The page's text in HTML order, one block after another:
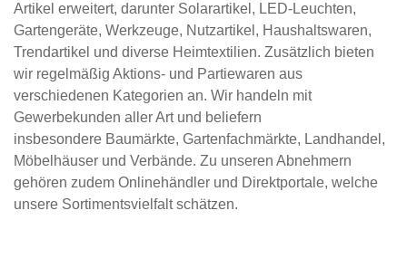
Artikel erweitert, darunter Solarartikel, LED-Leuchten,
Gartengeräte, Werkzeuge, Nutzartikel, Haushaltswaren,
Trendartikel und diverse Heimtextilien. Zusätzlich bieten
wir regelmäßig Aktions- und Partiewaren aus
verschiedenen Kategorien an. Wir handeln mit
Gewerbekunden aller Art und beliefern
insbesondere Baumärkte, Gartenfachmärkte, Landhandel,
Möbelhäuser und Verbände. Zu unseren Abnehmern
gehören zudem Onlinehändler und Direktportale, welche
unsere Sortimentsvielfalt schätzen.